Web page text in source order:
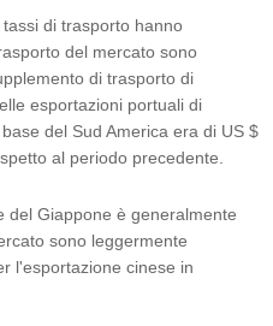
di trasporto hanno
del mercato sono
di trasporto di
esportazioni portuali di
del Sud America era di US $
al periodo precedente.
del Giappone è generalmente
sono leggermente
l'esportazione cinese in